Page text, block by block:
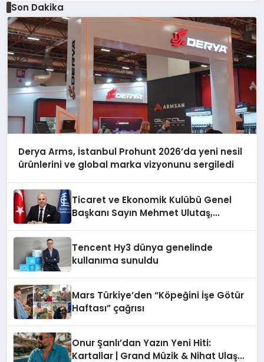
Son Dakika
Derya Arms, İstanbul Prohunt 2026’da yeni nesil
ürünlerini ve global marka vizyonunu sergiledi
Ticaret ve Ekonomik Kulübü Genel
Başkanı Sayın Mehmet Ulutaş,
Tencent Hy3 dünya genelinde
kullanıma sunuldu
Mars Türkiye’den “Köpeğini İşe Götür
Haftası” çağrısı
Onur Şanlı’dan Yazın Yeni Hiti:
Kartallar | Grand Müzik & Nihat Ulaş